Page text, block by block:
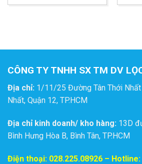
KHỔ 1MX20M
CÔNG TY TNHH SX TM DV
Địa chỉ: 1/11/25 Đường Tân Thới
Nhất, Quận 12, TP.HCM
Địa chỉ kinh doanh/ kho hàng: 13D
Bình Hưng Hòa B, Bình Tân, TP.HCM
Điện thoại: 028.225.08926 – Hotline: